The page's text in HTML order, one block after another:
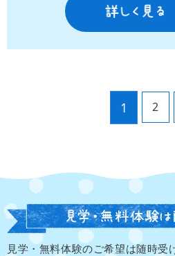
1 2
見学・無料体験のご希望は随時受